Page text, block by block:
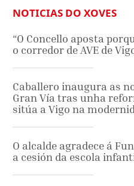
NOTICIAS DO XOVES
“O Concello aposta
o corredor de AVE de
Caballero inaugura as
Gran Vía tras unha
sitúa a Vigo na
O alcalde agradece á
a cesión da escola